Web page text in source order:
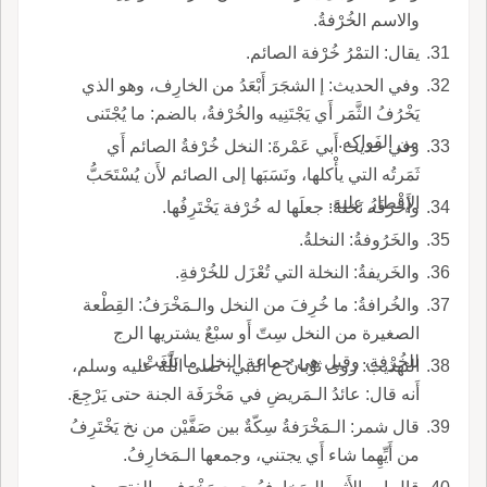
والاسم الخُرْفةُ.
يقال: التمْرُ خُرْفة الصائم.
وفي الحديث: إ الشجَرَ أَبْعَدُ من الخارِف، وهو الذي
يَخْرُفُ الثَّمَر أَي يَجْتَنِيه والخُرْفةُ، بالضم: ما يُجْتَنى
من الفَواكِه.
وفي حديث أَبي عَمْرةَ: النخل خُرْفةُ الصائم أَي
ثَمَرتُه التي يأْكلها، ونَسَبَها إلى الصائم لأَن يُسْتَحَبُّ
الإفْطارُ عليه.
وأَخْرَفَه نَخلةً: جعلَها له خُرْفة يَخْتَرِفُها.
والخَرُوفةُ: النخلةُ.
والخَريفةُ: النخلة التي تُعْزَل للخُرْفةِ.
والخُرافةُ: ما خُرِفَ من النخل والـمَخْرَفُ: القِطْعة
الصغيرة من النخل سِتّ أَو سبْعٌ يشتريها الرج
للخُرْفةِ، وقيل هي جماعة النخل ما بَلَغَتْ.
التهذيب: روى ثوْبانُ ع النبي، صلى اللّه عليه وسلم،
أَنه قال: عائدُ الـمَريضِ في مَخْرَفَة الجنة حتى يَرْجِعَ.
قال شمر: الـمَخْرَفةُ سِكّةٌ بين صَفَّيْن من نخ يَخْتَرِفُ
من أَيِّهِما شاء أَي يجتني، وجمعها الـمَخارِفُ.